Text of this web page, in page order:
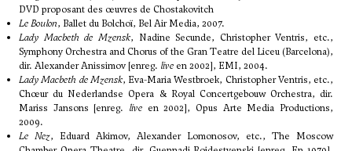
DVD proposant des œuvres de Chostakovitch
Le Boulon, Ballet du Bolchoï, Bel Air Media, 2007.
Lady Macbeth de Mzensk, Nadine Secunde, Christopher Ventris, etc.,
Symphony Orchestra and Chorus of the Gran Teatre del Liceu (Barcelona),
dir. Alexander Anissimov [enreg. live en 2002], EMI, 2004.
Lady Macbeth de Mzensk, Eva-Maria Westbroek, Christopher Ventris, etc.,
Chœur du Nederlandse Opera & Royal Concertgebouw Orchestra, dir.
Mariss Jansons [enreg. live en 2002], Opus Arte Media Productions,
2009.
Le Nez, Eduard Akimov, Alexander Lomonosov, etc., The Moscow